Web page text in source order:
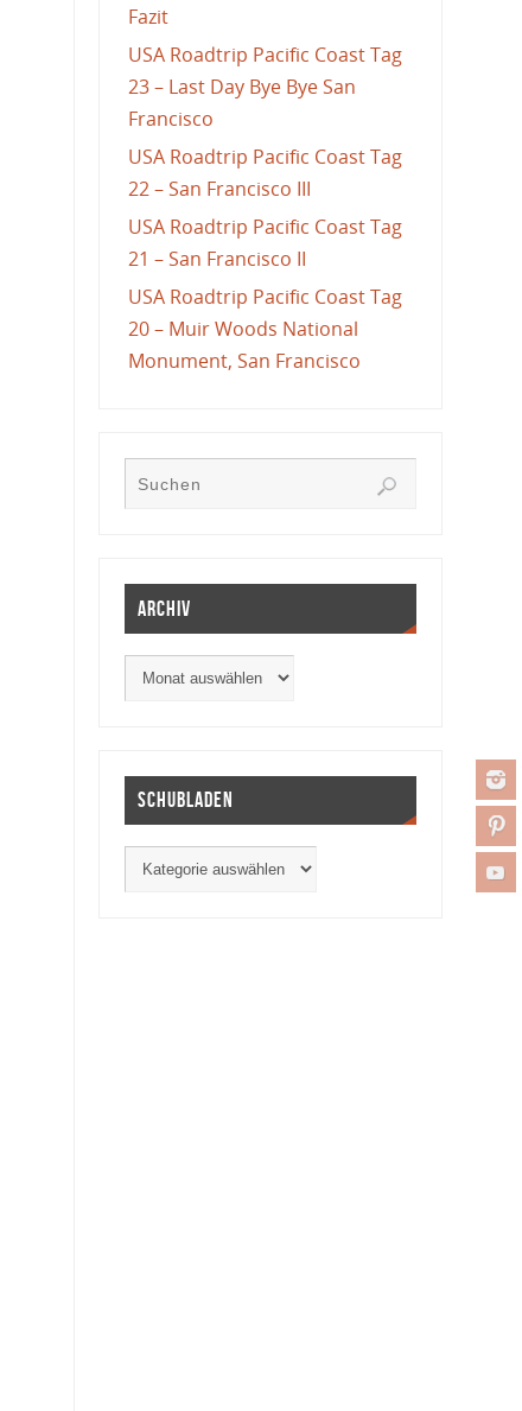
Fazit
USA Roadtrip Pacific Coast Tag
23 – Last Day Bye Bye San
Francisco
USA Roadtrip Pacific Coast Tag
22 – San Francisco III
USA Roadtrip Pacific Coast Tag
21 – San Francisco II
USA Roadtrip Pacific Coast Tag
20 – Muir Woods National
Monument, San Francisco
Archiv
Schubladen